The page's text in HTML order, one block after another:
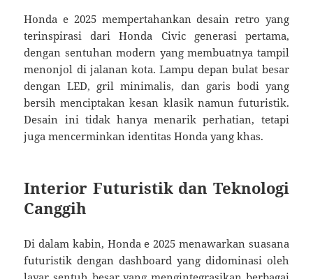
Honda e 2025 mempertahankan desain retro yang
terinspirasi dari Honda Civic generasi pertama,
dengan sentuhan modern yang membuatnya tampil
menonjol di jalanan kota. Lampu depan bulat besar
dengan LED, gril minimalis, dan garis bodi yang
bersih menciptakan kesan klasik namun futuristik.
Desain ini tidak hanya menarik perhatian, tetapi
juga mencerminkan identitas Honda yang khas.
Interior Futuristik dan Teknologi
Canggih
Di dalam kabin, Honda e 2025 menawarkan suasana
futuristik dengan dashboard yang didominasi oleh